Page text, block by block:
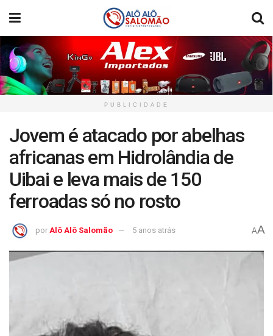
PUBLICIDADE
Jovem é atacado por abelhas
africanas em Hidrolândia de
Uibai e leva mais de 150
ferroadas só no rosto
por Alô Alô Salomão 5 anos atrás AA